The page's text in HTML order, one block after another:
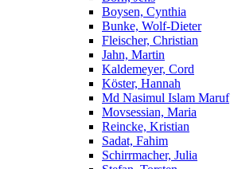
Boysen, Cynthia
Bunke, Wolf-Dieter
Fleischer, Christian
Jahn, Martin
Kaldemeyer, Cord
Köster, Hannah
Md Nasimul Islam Maruf
Movsessian, Maria
Reincke, Kristian
Sadat, Fahim
Schirrmacher, Julia